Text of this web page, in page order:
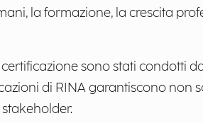
la formazione, la crescita
sono stati condotti
di RINA garantiscono